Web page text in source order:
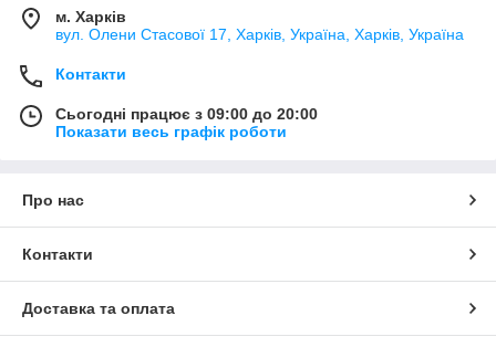
м. Харків
вул. Олени Стасової 17, Харків, Україна, Харків, Україна
Контакти
Сьогодні працює з 09:00 до 20:00
Показати весь графік роботи
Про нас
Контакти
Доставка та оплата